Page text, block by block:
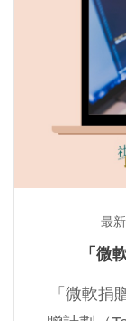
最
「微
「微軟